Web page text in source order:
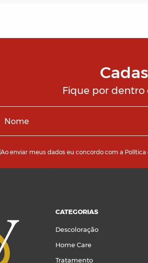
Fique por
Ao enviar meus dados eu concordo com a Política
CATEGORIAS
Descoloração
Home Care
Tratamento